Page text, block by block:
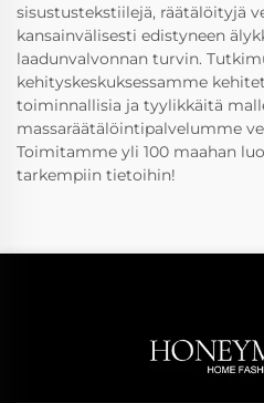
sisustustekstiilejä, räätälöityjä
kansainvälisesti edistyneen
laadunvalvonnan turvin.
kehityskeskuksessamme
toiminnallisia ja tyylikkäitä
massaräätälöintipalvelumme
Toimitamme yli 100 maahan
tarkempiin tietoihin!